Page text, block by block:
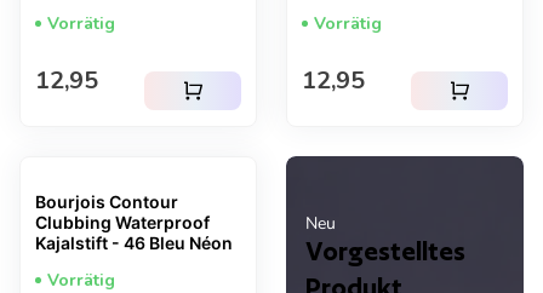
Neu
Vorgestelltes
Vorrätig
Regulärer Preis
12,95 shopping_cart
Vorrätig
Regulärer Preis
12,95 shopping_cart
Bourjois Contour
Clubbing Waterproof
Kajalstift - 46 Bleu Néon
Vorrätig